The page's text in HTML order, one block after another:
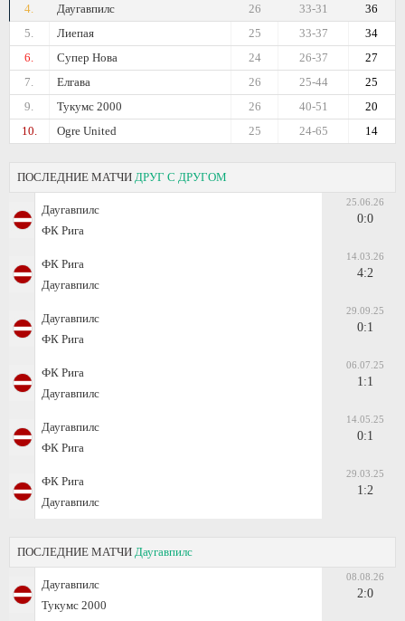
4.
Даугавпилс 36
33-31
26
5.
Лиепая 34
33-37
25
6.
Супер Нова 27
26-37
24
7.
Елгава 25
25-44
26
9.
Тукумс 2000 20
40-51
26
10.
Ogre United 14
24-65
25
ПОСЛЕДНИЕ МАТЧИ ДРУГ С ДРУГОМ
Даугавпилс
ФК Рига
25.06.26
0:0
ФК Рига
Даугавпилс
14.03.26
4:2
Даугавпилс
ФК Рига
29.09.25
0:1
ФК Рига
Даугавпилс
06.07.25
1:1
Даугавпилс
ФК Рига
14.05.25
0:1
ФК Рига
Даугавпилс
29.03.25
1:2
ПОСЛЕДНИЕ МАТЧИ Даугавпилс
Даугавпилс
Тукумс 2000
08.08.26
2:0